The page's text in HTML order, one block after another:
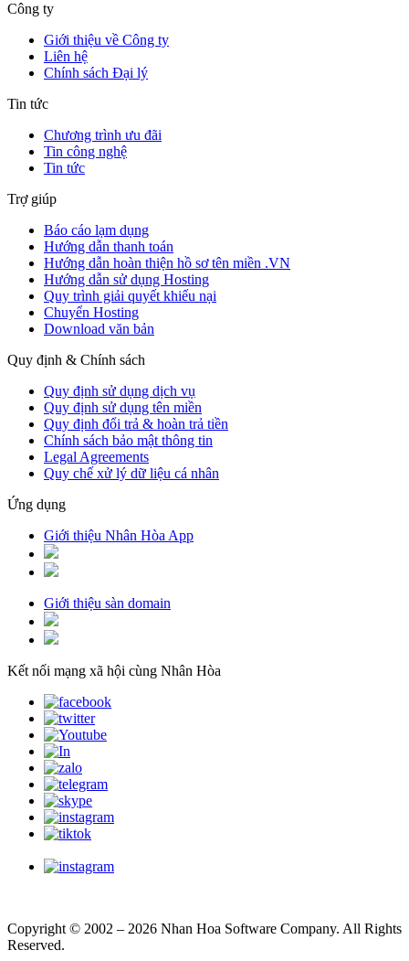
Công ty
Giới thiệu về Công ty
Liên hệ
Chính sách Đại lý
Tin tức
Chương trình ưu đãi
Tin công nghệ
Tin tức
Trợ giúp
Báo cáo lạm dụng
Hướng dẫn thanh toán
Hướng dẫn hoàn thiện hồ sơ tên miền .VN
Hướng dẫn sử dụng Hosting
Quy trình giải quyết khiếu nại
Chuyển Hosting
Download văn bản
Quy định & Chính sách
Quy định sử dụng dịch vụ
Quy định sử dụng tên miền
Quy định đổi trả & hoàn trả tiền
Chính sách bảo mật thông tin
Legal Agreements
Quy chế xử lý dữ liệu cá nhân
Ứng dụng
Giới thiệu Nhân Hòa App
Giới thiệu sàn domain
Kết nối mạng xã hội cùng Nhân Hòa
Copyright © 2002 – 2026 Nhan Hoa Software Company. All Rights
Reserved.